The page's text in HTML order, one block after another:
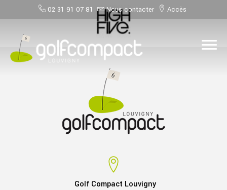
02 31 91 07 81 Nous contacter Accès
Golf Compact Louvigny